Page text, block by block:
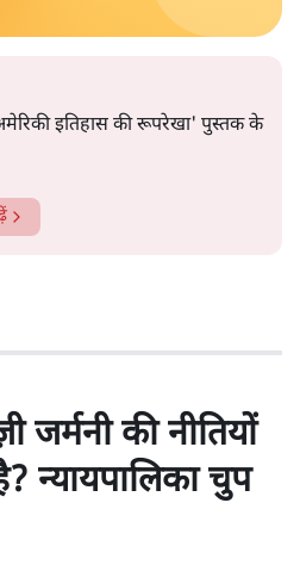
इतिहास की रूपरेखा' पुस्तक के
जर्मनी की नीतियों
न्यायपालिका चुप